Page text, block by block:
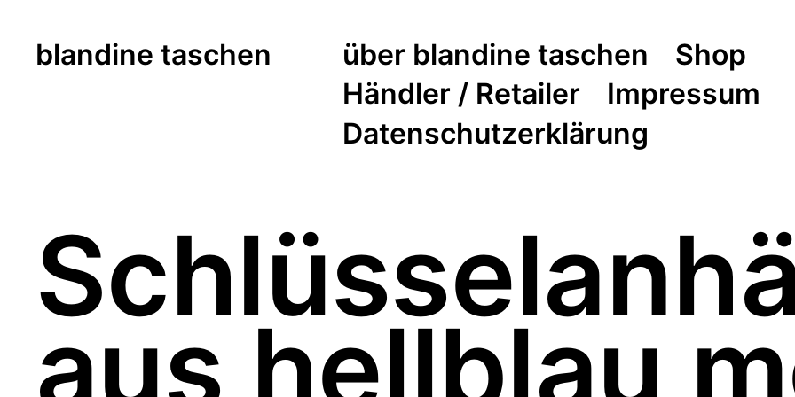
blandine taschen über blandine taschen
Shop
Händler / Retailer
Impressum
Datenschutzerklärung
aus hellblau